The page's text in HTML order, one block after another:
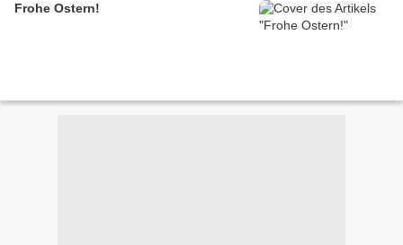
Frohe Ostern!